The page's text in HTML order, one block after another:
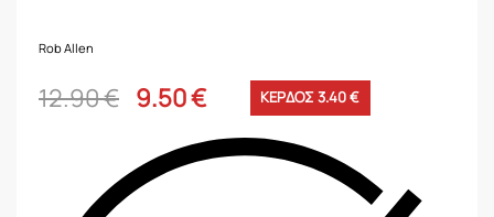
Rob Allen
12.90€ 9.50€ ΚΕΡΔΟΣ 3.40 €